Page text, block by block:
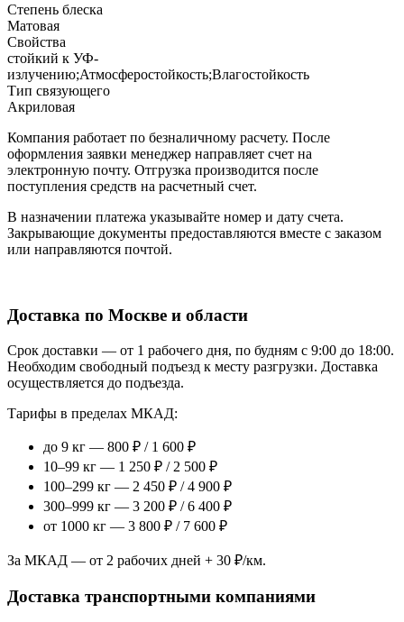
Степень блеска
Матовая
Свойства
стойкий к УФ-
излучению;Атмосферостойкость;Влагостойкость
Тип связующего
Акриловая
Компания работает по безналичному расчету. После
оформления заявки менеджер направляет счет на
электронную почту. Отгрузка производится после
поступления средств на расчетный счет.
В назначении платежа указывайте номер и дату счета.
Закрывающие документы предоставляются вместе с заказом
или направляются почтой.
Доставка по Москве и области
Срок доставки — от 1 рабочего дня, по будням с 9:00 до 18:00.
Необходим свободный подъезд к месту разгрузки. Доставка
осуществляется до подъезда.
Тарифы в пределах МКАД:
до 9 кг — 800 ₽ / 1 600 ₽
10–99 кг — 1 250 ₽ / 2 500 ₽
100–299 кг — 2 450 ₽ / 4 900 ₽
300–999 кг — 3 200 ₽ / 6 400 ₽
от 1000 кг — 3 800 ₽ / 7 600 ₽
За МКАД — от 2 рабочих дней + 30 ₽/км.
Доставка транспортными компаниями